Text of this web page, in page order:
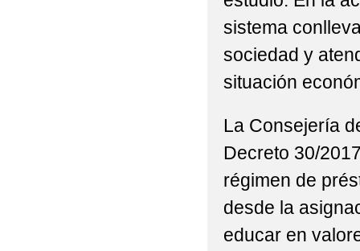
sistema
sociedad y
situación
La Consejería
Decreto 30/
régimen de
desde la
educar en